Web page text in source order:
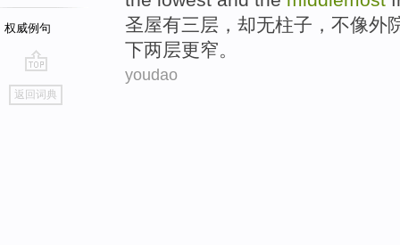
权威例句
go
top
返回词典
圣屋有三层 ， 却无柱子 ， 不像外
下两层更窄。
youdao